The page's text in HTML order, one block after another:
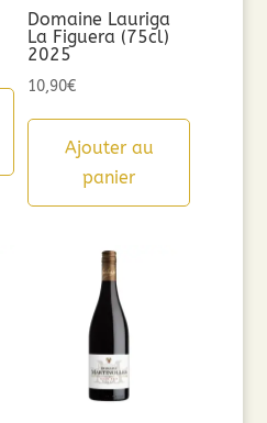
Domaine Lauriga
La Figuera (75cl)
2025
10,90€
Ajouter au
panier